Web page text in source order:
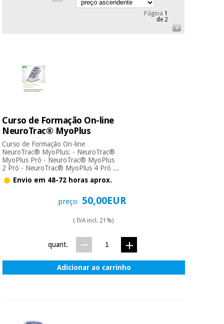
Outlet
Fisaude
Tech
Academy
Fisaude
Aluguer
clínico
Material de
proteção
essencial
para
coronavirus
Vestuário
Ofertas
Outlet
Fisaude
Tech
Medicina
tradicional
chinesa
Mobiliário
clínico
Gabinetes
terapêuticos
Aerobic,
Página 1
de 2
Curso de Formação On-line
NeuroTrac® MyoPlus
Curso de Formação On-line
NeuroTrac® MyoPlus: - NeuroTrac®
MyoPlus Pró - NeuroTrac® MyoPlus
2 Pró - NeuroTrac® MyoPlus 4 Pró ...
Envio em 48-72 horas aprox.
preço 50,00EUR
( IVA incl. 21%)
quant.
Adicionar ao carrinho